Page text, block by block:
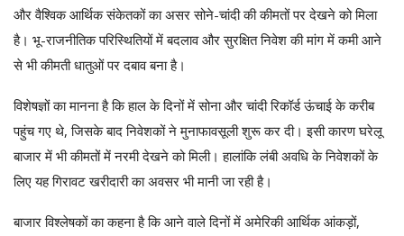
और वैश्विक आर्थिक संकेतकों का असर सोने-चांदी की कीमतों पर देखने को मिला
है। भू-राजनीतिक परिस्थितियों में बदलाव और सुरक्षित निवेश की मांग में कमी आने
से भी कीमती धातुओं पर दबाव बना है।
विशेषज्ञों का मानना है कि हाल के दिनों में सोना और चांदी रिकॉर्ड ऊंचाई के करीब
पहुंच गए थे, जिसके बाद निवेशकों ने मुनाफावसूली शुरू कर दी। इसी कारण घरेलू
बाजार में भी कीमतों में नरमी देखने को मिली। हालांकि लंबी अवधि के निवेशकों के
लिए यह गिरावट खरीदारी का अवसर भी मानी जा रही है।
बाजार विश्लेषकों का कहना है कि आने वाले दिनों में अमेरिकी आर्थिक आंकड़ों,